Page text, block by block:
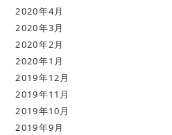
2020年4月
2020年3月
2020年2月
2020年1月
2019年12月
2019年11月
2019年10月
2019年9月